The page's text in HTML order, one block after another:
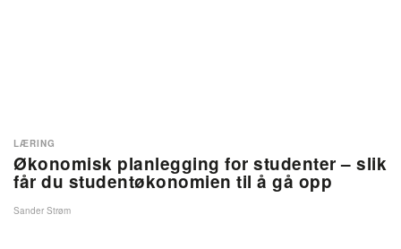
Økonomisk planlegging for studenter – slik
får du studentøkonomien til å gå opp
LÆRING
Sander Strøm